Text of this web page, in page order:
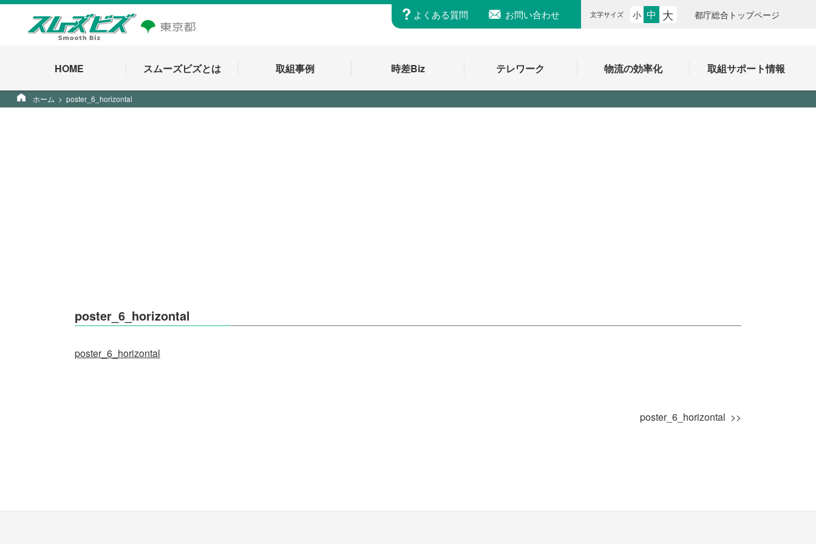
よくある質問 お問い合わせ 文字サイズ 小 中 大 都庁総合トップページ
HOME スムーズビズとは 取組事例 時差Biz テレワーク 物流の効率化 取組サポート情報
ホーム poster_6_horizontal
poster_6_horizontal
poster_6_horizontal
poster_6_horizontal